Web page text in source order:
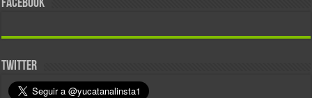
FACEBOOK
TWITTER